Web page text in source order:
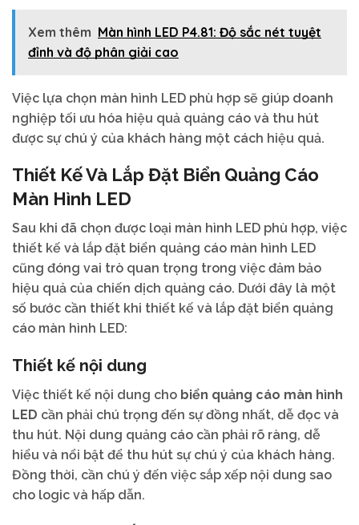
Xem thêm Màn hình LED P4.81: Độ sắc nét tuyệt
đỉnh và độ phân giải cao
Việc lựa chọn màn hình LED phù hợp sẽ giúp doanh
nghiệp tối ưu hóa hiệu quả quảng cáo và thu hút
được sự chú ý của khách hàng một cách hiệu quả.
Thiết Kế Và Lắp Đặt Biển Quảng Cáo
Màn Hình LED
Sau khi đã chọn được loại màn hình LED phù hợp, việc
thiết kế và lắp đặt biển quảng cáo màn hình LED
cũng đóng vai trò quan trọng trong việc đảm bảo
hiệu quả của chiến dịch quảng cáo. Dưới đây là một
số bước cần thiết khi thiết kế và lắp đặt biển quảng
cáo màn hình LED:
Thiết kế nội dung
Việc thiết kế nội dung cho biển quảng cáo màn hình
LED cần phải chú trọng đến sự đồng nhất, dễ đọc và
thu hút. Nội dung quảng cáo cần phải rõ ràng, dễ
hiểu và nổi bật để thu hút sự chú ý của khách hàng.
Đồng thời, cần chú ý đến việc sắp xếp nội dung sao
cho logic và hấp dẫn.